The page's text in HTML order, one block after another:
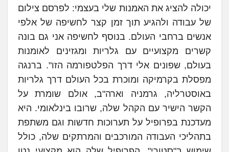
יכולה להציג את האמנות שלי בעצמי: לפרסם צילום
של עבודה ולהגיע תוך זמן קצר לחשיפה של אלפי
אנשים ברחבי העולם. בנוסף לחשיפה אני גם בונה
קשרים מקצועיים עם גלריות ומגזינים לאומנות
בעולם, שפונים אלי דרך הפלטפורמה הזו". ברנגה
מפסלת בקרמיקה ומוכרת בכל העולם דרך גלריות
באוסטרליה, גרמניה וארה"ב, אולם שומרת על
הקשר הישיר עם הקהל שלה, שרובו בינלאומי. היא
מעדכנת בפרופיל על תערוכות חדשות וגם משתפת
בתהליכי העבודה המורכבים והמרתקים שלה, כולל